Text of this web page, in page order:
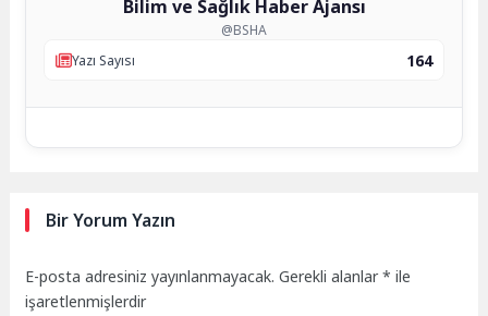
Bilim ve Sağlık Haber Ajansı
@BSHA
Yazı Sayısı
164
Bir Yorum Yazın
E-posta adresiniz yayınlanmayacak. Gerekli alanlar* ile
işaretlenmişlerdir